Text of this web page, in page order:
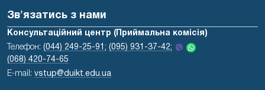
Зв'язатись з нами
Консультаційний центр (Приймальна комісія)
Телефон: (044) 249-25-91; (095) 931-37-42;
(068) 420-74-65
E-mail: vstup@duikt.edu.ua